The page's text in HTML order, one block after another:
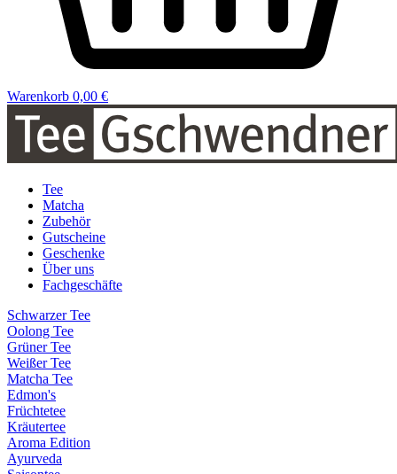
Warenkorb 0,00 €
Tee
Matcha
Zubehör
Gutscheine
Geschenke
Über uns
Fachgeschäfte
Schwarzer Tee
Oolong Tee
Grüner Tee
Weißer Tee
Matcha Tee
Edmon's
Früchtetee
Kräutertee
Aroma Edition
Ayurveda